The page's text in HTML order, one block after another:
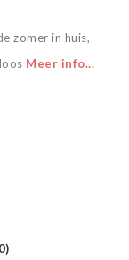
zomer in huis,
Meer info...